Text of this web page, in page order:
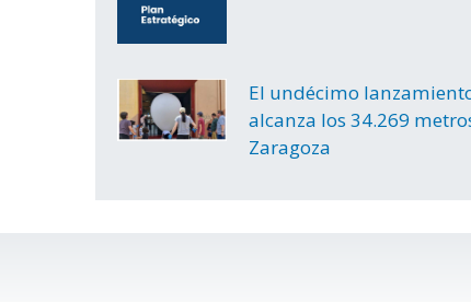
El undécimo
alcanza los 34.269
Zaragoza